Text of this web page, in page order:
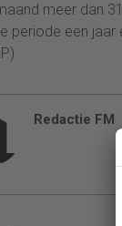
meer dan
periode een jaar
Redactie FM